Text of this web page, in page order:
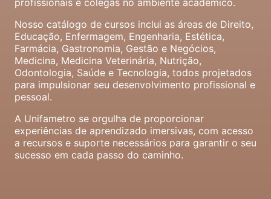
profissionais e colegas no ambiente acadêmico.
Nosso catálogo de cursos inclui as áreas de Direito,
Educação, Enfermagem, Engenharia, Estética,
Farmácia, Gastronomia, Gestão e Negócios,
Medicina, Medicina Veterinária, Nutrição,
Odontologia, Saúde e Tecnologia, todos projetados
para impulsionar seu desenvolvimento profissional e
pessoal.
A Unifametro se orgulha de proporcionar
experiências de aprendizado imersivas, com acesso
a recursos e suporte necessários para garantir o seu
sucesso em cada passo do caminho.